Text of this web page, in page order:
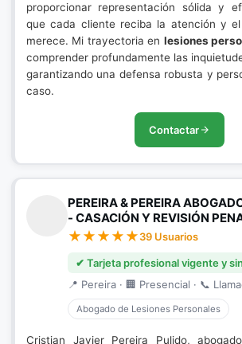
proporcionar representación sólida y
que cada cliente reciba la atención y el
merece. Mi trayectoria en lesiones
comprender profundamente las
garantizando una defensa robusta y
caso.
Contactar
PEREIRA & PEREIRA
- CASACIÓN Y REVISIÓN
39 Usuarios
✔ Tarjeta profesional vigente y
📍 Pereira · 🏢 Presencial · 📞
Abogado de Lesiones Personales
Cristian Javier Pereira Pulido,